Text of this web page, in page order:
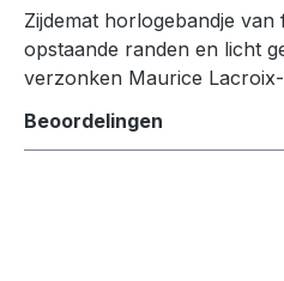
Zijdemat horlogebandje
opstaande randen en licht
verzonken Maurice
Beoordelingen